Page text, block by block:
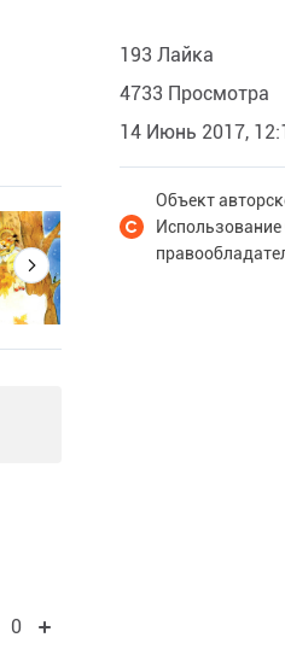
0
193 Лайка
4733 Просмотра
14 Июнь 2017,
Объект